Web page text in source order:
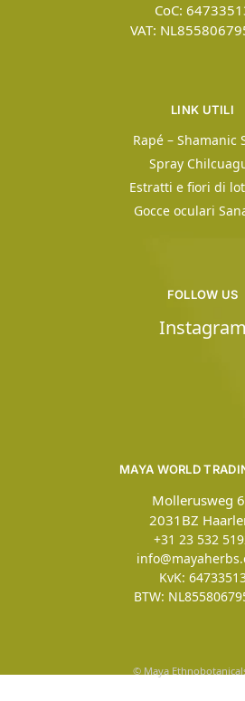
CoC:
VAT:
LINK UTILI
Rapé – Shamanic
Spray
Estratti e fiori di
Gocce oculari
MAYA WORLD
Mollerusweg
2031BZ
+31 23 532
KvK:
BTW:
FOLLOW US
Instagram
© Maya